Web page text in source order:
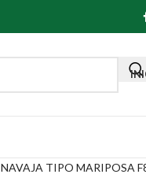
NAVAJA TIPO MARIPOSA